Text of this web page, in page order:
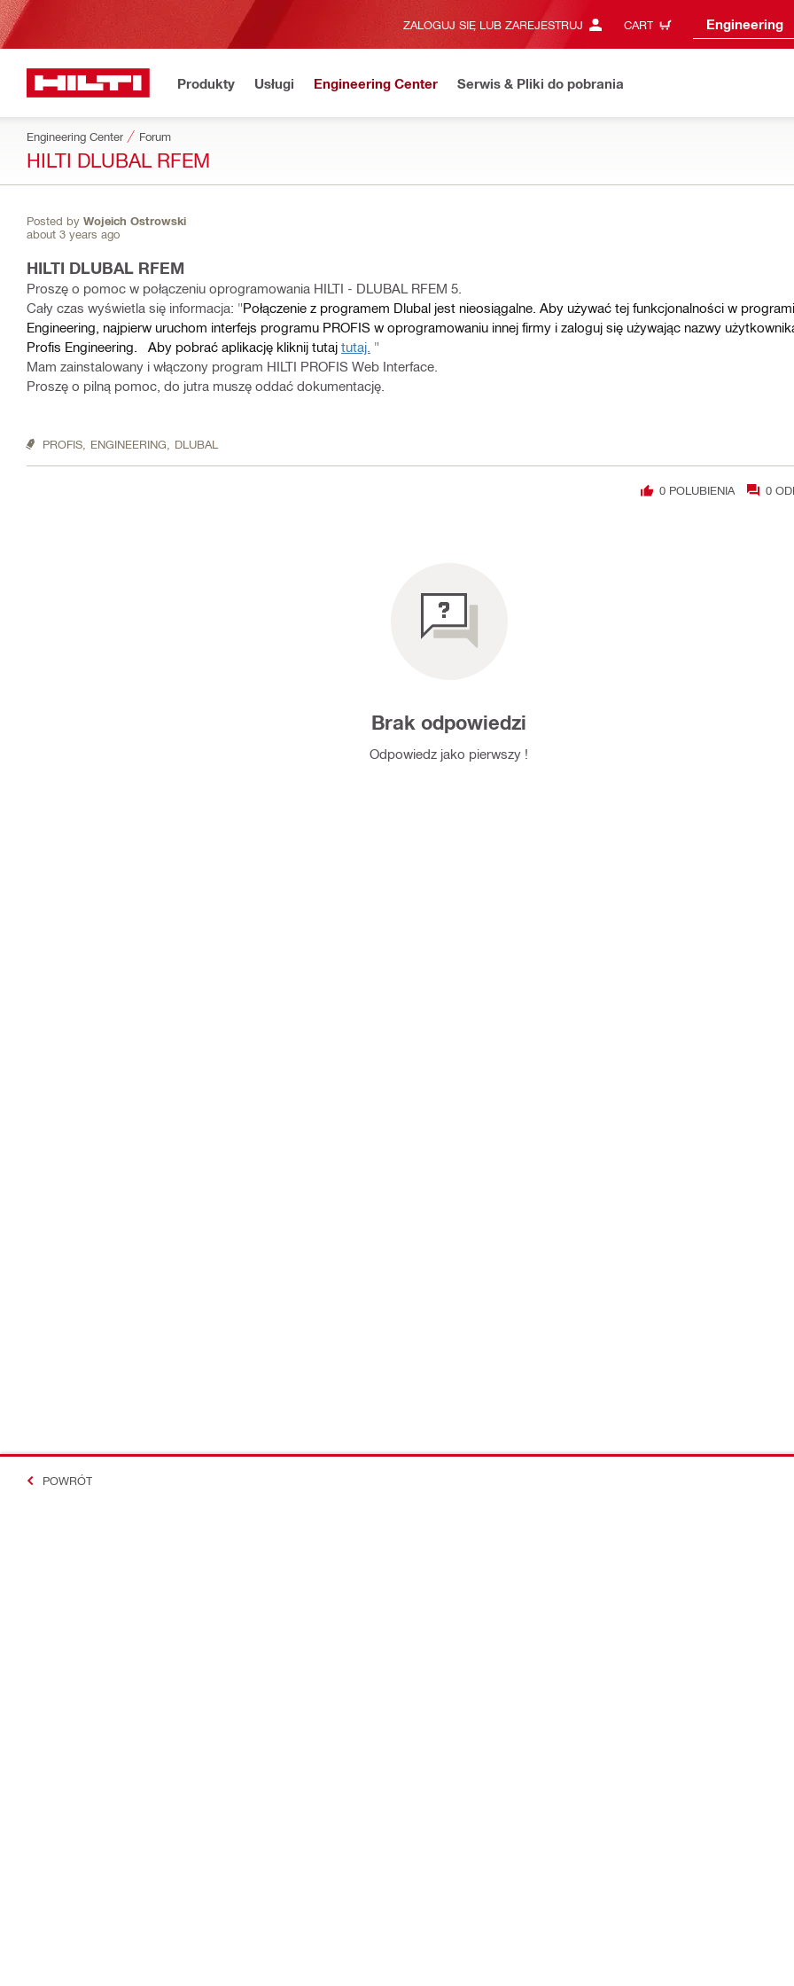
ZALOGUJ SIĘ LUB ZAREJESTRUJ CART Engineering
Produkty Usługi Engineering Center Serwis & Pliki do pobrania
Engineering Center Forum
HILTI DLUBAL RFEM
Posted by Wojeich Ostrowski
about 3 years ago
HILTI DLUBAL RFEM
Proszę o pomoc w połączeniu oprogramowania HILTI - DLUBAL RFEM 5.
Cały czas wyświetla się informacja: "Połączenie z programem Dlubal jest nieosiągalne. Aby używać tej funkcjonalności w
Engineering, najpierw uruchom interfejs programu PROFIS w oprogramowaniu innej firmy i zaloguj się używając nazwy
Profis Engineering.
Aby pobrać aplikację kliknij tutaj tutaj. "
Mam zainstalowany i włączony program HILTI PROFIS Web Interface.
Proszę o pilną pomoc, do jutra muszę oddać dokumentację.
PROFIS, ENGINEERING, DLUBAL
0POLUBIENIA 0
Brak odpowiedzi
Odpowiedz jako pierwszy !
POWRÓT